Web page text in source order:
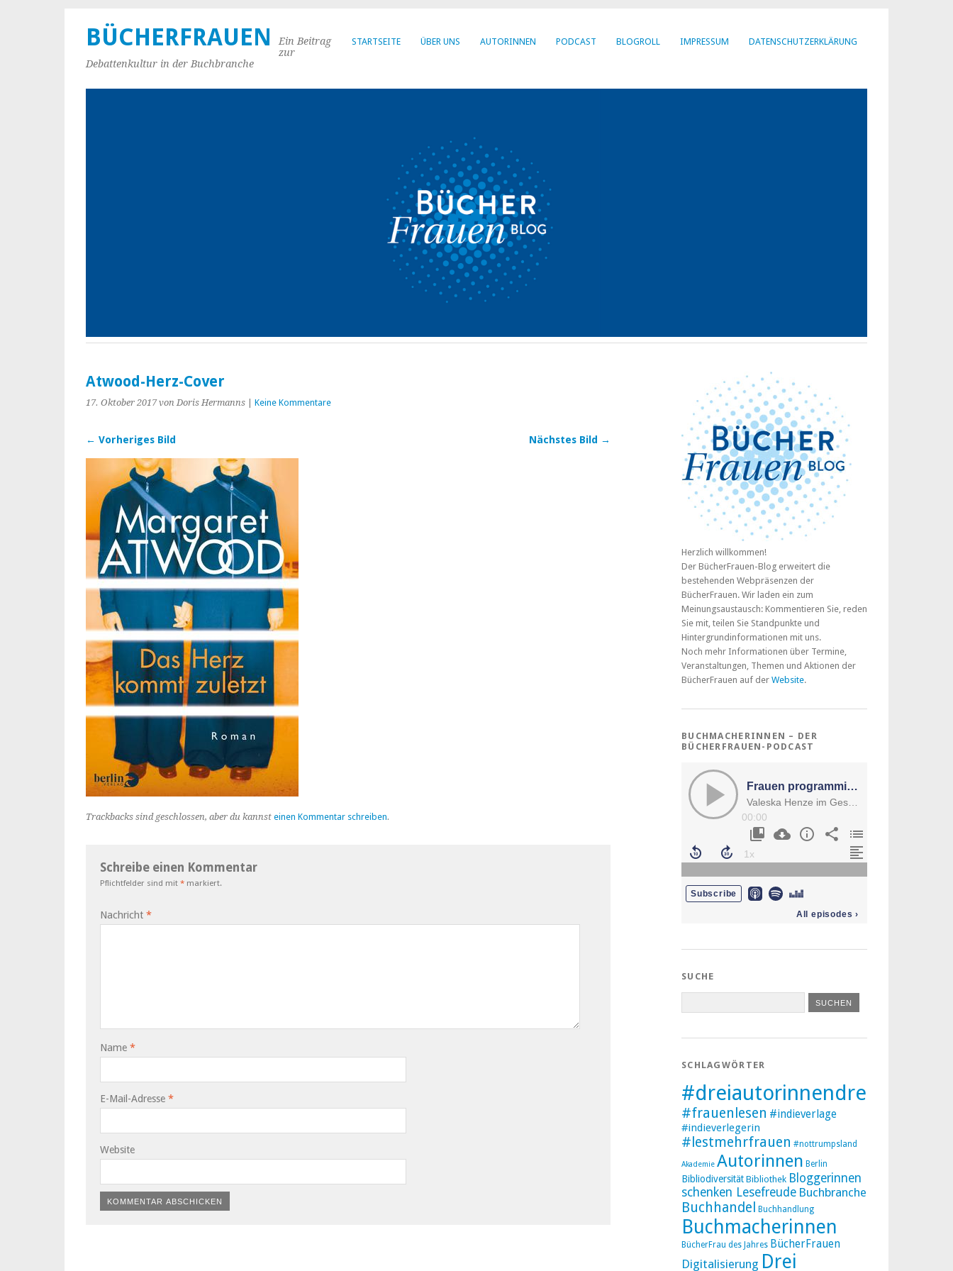
STARTSEITE ÜBER UNS AUTORINNEN PODCAST BLOGROLL IMPRESSUM DATENSCHUTZERKLÄRUNG
BÜCHERFRAUEN
Ein Beitrag
zur
Debattenkultur in der Buchbranche
Atwood-Herz-Cover
17. Oktober 2017 von Doris Hermanns Keine Kommentare
← Vorheriges Bild Nächstes Bild →
Trackbacks sind geschlossen, aber du kannst einen Kommentar schreiben.
Schreibe einen Kommentar
Pflichtfelder sind mit * markiert.
Nachricht *
Name *
E-Mail-Adresse *
Website
Herzlich willkommen!
Der BücherFrauen-Blog erweitert die
bestehenden Webpräsenzen der
BücherFrauen. Wir laden ein zum
Meinungsaustausch: Kommentieren Sie, reden
Sie mit, teilen Sie Standpunkte und
Hintergrundinformationen mit uns.
Noch mehr Informationen über Termine,
Veranstaltungen, Themen und Aktionen der
BücherFrauen auf der Website.
BUCHMACHERINNEN – DER
BÜCHERFRAUEN-PODCAST
SUCHE
SCHLAGWÖRTER
#dreiautorinnendreibücher
#frauenlesen #indieverlage
#indieverlegerin
#lestmehrfrauen #nottrumpsland
Akademie Autorinnen Berlin
Bibliodiversität Bibliothek Bloggerinnen
schenken Lesefreude Buchbranche
Buchhandel Buchhandlung
Buchmacherinnen
BücherFrau des Jahres BücherFrauen
Digitalisierung Drei